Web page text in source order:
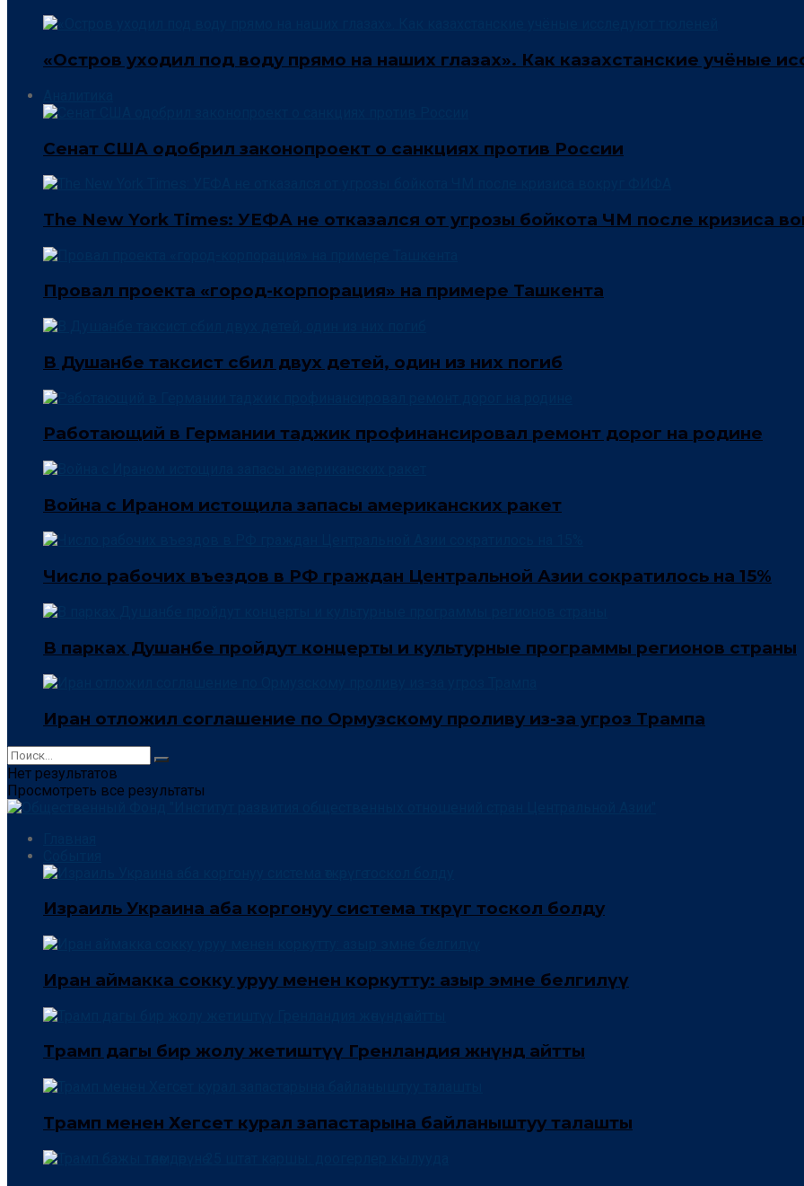
«Остров уходил под воду прямо на наших глазах». Как казахстанские учёные
Сенат США одобрил законопроект о санкциях против России
The New York Times: УЕФА не отказался от угрозы бойкота ЧМ после кризиса
Провал проекта «город-корпорация» на примере Ташкента
В Душанбе таксист сбил двух детей, один из них погиб
Работающий в Германии таджик профинансировал ремонт дорог на родине
Война с Ираном истощила запасы американских ракет
Число рабочих въездов в РФ граждан Центральной Азии сократилось на 15%
В парках Душанбе пройдут концерты и культурные программы регионов страны
Иран отложил соглашение по Ормузскому проливу из-за угроз Трампа
Нет результатов
Просмотреть все результаты
Израиль Украина аба коргонуу система өткөрүгө тоскол болду
Иран аймакка сокку уруу менен коркутту: азыр эмне белгилүү
Трамп дагы бир жолу жетиштүү Гренландия жөнүндө айтты
Трамп менен Хегсет курал запастарына байланыштуу талашты